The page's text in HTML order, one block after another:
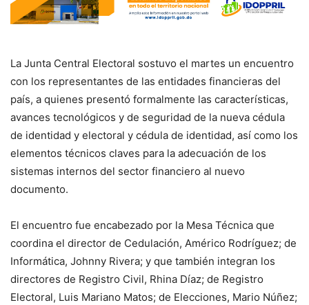
La Junta Central Electoral sostuvo el martes un encuentro
con los representantes de las entidades financieras del
país, a quienes presentó formalmente las características,
avances tecnológicos y de seguridad de la nueva cédula
de identidad y electoral y cédula de identidad, así como los
elementos técnicos claves para la adecuación de los
sistemas internos del sector financiero al nuevo
documento.
El encuentro fue encabezado por la Mesa Técnica que
coordina el director de Cedulación, Américo Rodríguez; de
Informática, Johnny Rivera; y que también integran los
directores de Registro Civil, Rhina Díaz; de Registro
Electoral, Luis Mariano Matos; de Elecciones, Mario Núñez;